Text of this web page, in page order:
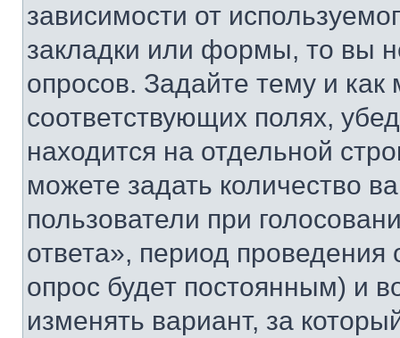
зависимости от
закладки или формы, то вы
опросов. Задайте тему и
соответствующих полях,
находится на отдельной
можете задать количество
пользователи при
ответа», период проведения
опрос будет постоянным) и
изменять вариант, за